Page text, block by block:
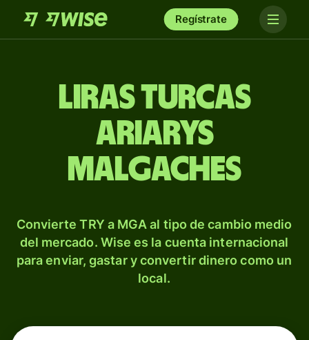
Regístrate
Liras turcas
ariarys
malgaches
Convierte TRY a MGA al tipo de cambio medio
del mercado. Wise es la cuenta internacional
para enviar, gastar y convertir dinero como un
local.